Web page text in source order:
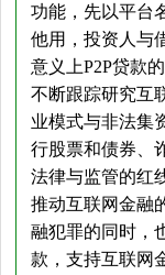
功能，先以平台
他用，投资人与
意义上P2P贷款
不断跟踪研究互
业模式与非法集
行股票和债券、
法律与监管的红
推动互联网金融
融犯罪的同时，
款，支持互联网